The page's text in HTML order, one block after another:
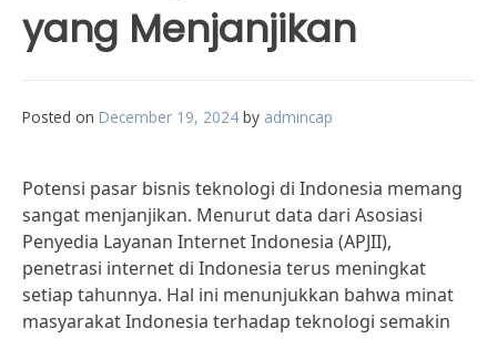
yang Menjanjikan
Posted on December 19, 2024 by admincap
Potensi pasar bisnis teknologi di Indonesia memang
sangat menjanjikan. Menurut data dari Asosiasi
Penyedia Layanan Internet Indonesia (APJII),
penetrasi internet di Indonesia terus meningkat
setiap tahunnya. Hal ini menunjukkan bahwa minat
masyarakat Indonesia terhadap teknologi semakin